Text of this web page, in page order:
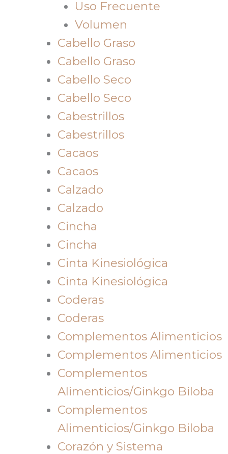
Uso Frecuente
Volumen
Cabello Graso
Cabello Graso
Cabello Seco
Cabello Seco
Cabestrillos
Cabestrillos
Cacaos
Cacaos
Calzado
Calzado
Cincha
Cincha
Cinta Kinesiológica
Cinta Kinesiológica
Coderas
Coderas
Complementos Alimenticios
Complementos Alimenticios
Complementos
Alimenticios/Ginkgo Biloba
Complementos
Alimenticios/Ginkgo Biloba
Corazón y Sistema